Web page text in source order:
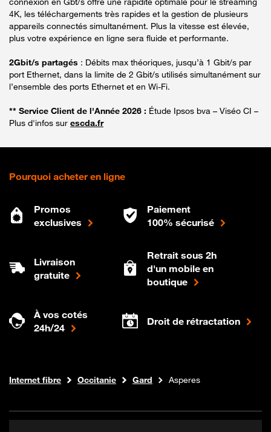
4K, les téléchargements très rapides et la gestion de plusieurs
appareils connectés simultanément. Plus la vitesse est élevée,
plus votre expérience en ligne sera fluide et performante.
2Gbit/s partagés : Débits max théoriques, jusqu’à 1 Gbit/s par
port Ethernet, dans la limite de 2 Gbit/s utilisés simultanément sur
l’ensemble des ports Ethernet et en Wi-Fi.
** Service Client de l'Année 2026 : Étude Ipsos bva – Viséo CI –
Plus d'infos sur escda.fr
Pourquoi acheter en ligne
Promos
exclusives
Paiement
100% sécurisé
Livraison
gratuite
Retrait sous 2h
d'un mobile en
boutique
À vos cotés
24h/24
Droit de rétractation
Boutique Orange
Internet fibre Occitanie Gard Asperes